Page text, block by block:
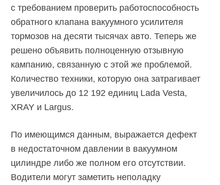
с требованием проверить работоспособность
обратного клапана вакуумного усилителя
тормозов на десяти тысячах авто. Теперь же
решено объявить полноценную отзывную
кампанию, связанную с этой же проблемой.
Количество техники, которую она затрагивает
увеличилось до 12 192 единиц Lada Vesta,
XRAY и Largus.
По имеющимся данным, выражается дефект
в недостаточном давлении в вакуумном
цилиндре либо же полном его отсутствии.
Водители могут заметить неполадку